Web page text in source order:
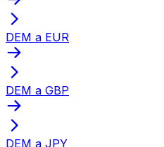
DEM a EUR
DEM a GBP
DEM a JPY